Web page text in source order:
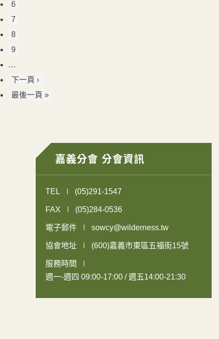
6
7
8
9
…
下一頁 ›
最後一頁 »
嘉義分會 分會資訊
TEL (05)291-1547
FAX (05)284-0536
電子郵件 sowcy@wilderness.tw
協會地址 (600)嘉義市東區五福街15號
服務時間
週一-週四 09:00-17:00 / 週五14:00-21:30